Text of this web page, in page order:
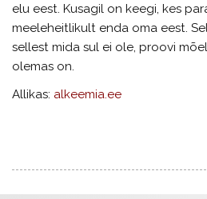
elu eest. Kusagil on keegi, kes
meeleheitlikult enda oma eest.
sellest mida sul ei ole, proovi
olemas on.
Allikas: alkeemia.ee